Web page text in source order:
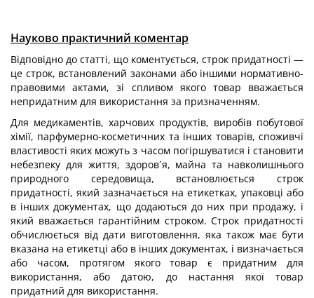
Науково практичний коментар
Відповідно до статті, що коментується, строк придатності —
це строк, встановлений законами або іншими нормативно-
правовими актами, зі спливом якого товар вважається
непридатним для використання за призначенням.
Для медикаментів, харчових продуктів, виробів побутової
хімії, парфумерно-косметичних та інших товарів, споживчі
властивості яких можуть з часом погіршуватися і становити
небезпеку для життя, здоров´я, майна та навколишнього
природного середовища, встановлюється строк
придатності, який зазначається на етикетках, упаковці або
в інших документах, що додаються до них при продажу, і
який вважається гарантійним строком. Строк придатності
обчислюється від дати виготовлення, яка також має бути
вказана на етикетці або в інших документах, і визначається
або часом, протягом якого товар є придатним для
використання, або датою, до настання якої товар
придатний для використання.